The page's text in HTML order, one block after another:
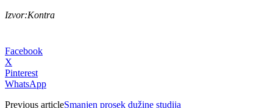
Izvor:Kontra
Facebook
X
Pinterest
WhatsApp
Previous articleSmanjen prosek dužine studija